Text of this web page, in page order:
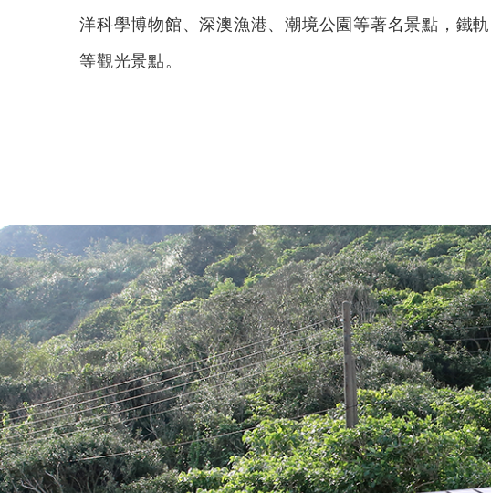
洋科學博物館、深澳漁港、潮境公園等著名景點，鐵
等觀光景點。